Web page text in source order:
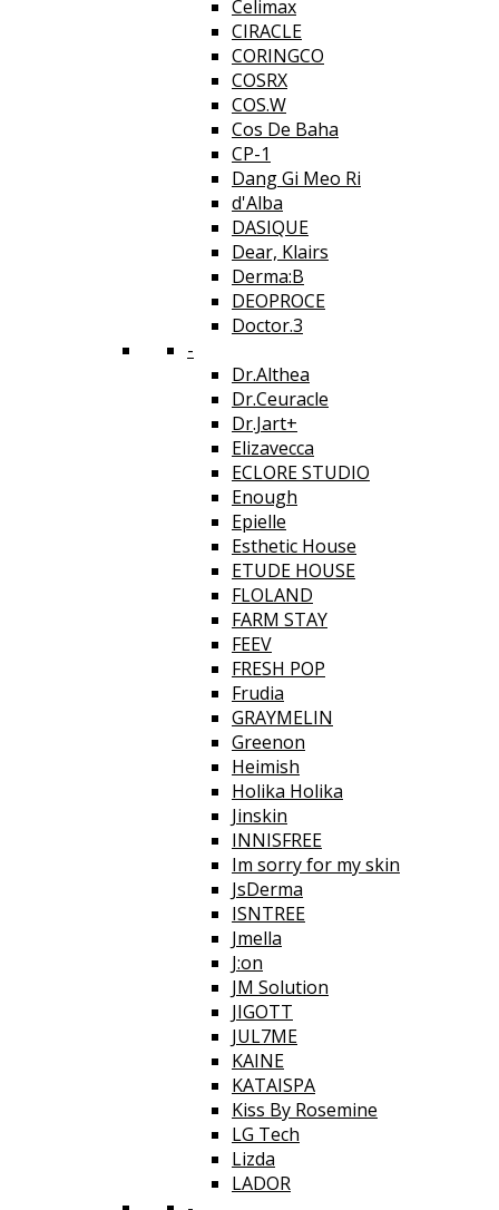
Celimax
CIRACLE
CORINGCO
COSRX
COS.W
Cos De Baha
CP-1
Dang Gi Meo Ri
d'Alba
DASIQUE
Dear, Klairs
Derma:B
DEOPROCE
Doctor.3
-
Dr.Althea
Dr.Ceuracle
Dr.Jart+
Elizavecca
ECLORE STUDIO
Enough
Epielle
Esthetic House
ETUDE HOUSE
FLOLAND
FARM STAY
FEEV
FRESH POP
Frudia
GRAYMELIN
Greenon
Heimish
Holika Holika
Jinskin
INNISFREE
Im sorry for my skin
JsDerma
ISNTREE
Jmella
J:on
JM Solution
JIGOTT
JUL7ME
KAINE
KATAISPA
Kiss By Rosemine
LG Tech
Lizda
LADOR